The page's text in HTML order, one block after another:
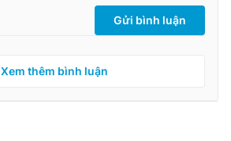
Gửi bình luận
Xem thêm bình luận